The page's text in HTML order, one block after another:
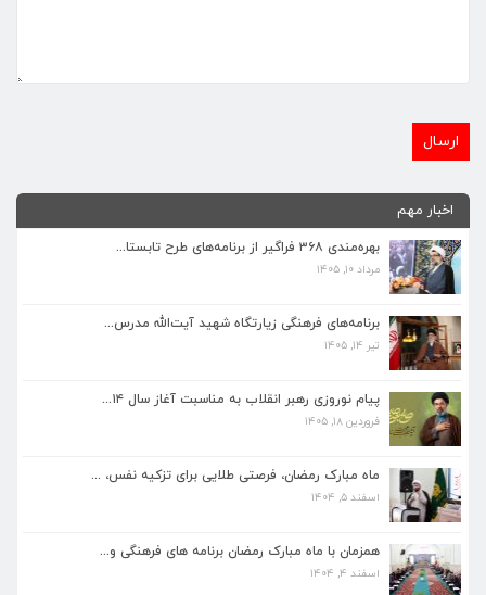
اخبار مهم
بهره‌مندی ۳۶۸ فراگیر از برنامه‌های طرح تابستا...
مرداد ۱۰, ۱۴۰۵
برنامه‌های فرهنگی زیارتگاه شهید آیت‌الله مدرس...
تیر ۱۴, ۱۴۰۵
پیام نوروزی رهبر انقلاب به مناسبت آغاز سال ۱۴...
فروردین ۱۸, ۱۴۰۵
ماه مبارک رمضان، فرصتی طلایی برای تزکیه نفس، ...
اسفند ۵, ۱۴۰۴
همزمان با ماه مبارک رمضان برنامه های فرهنگی و...
اسفند ۴, ۱۴۰۴
برنامه‌های فرهنگی زیارتگاه شهید آیت‌الله مدرس...
پیام نوروزی رهبر انقلاب به مناسبت آغاز سال ۱۴...
ماه مبارک رمضان، فرصتی طلایی برای تزکیه نفس، ...
اسفند ۵, ۱۴۰۴
همزمان با ماه مبارک رمضان برنامه های فرهنگی و...
اسفند ۴, ۱۴۰۴